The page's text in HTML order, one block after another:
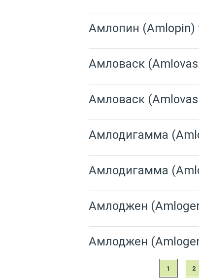
Амлопин (Amlopin)
Амловаск
Амловаск
Амлодигамма
Амлодигамма
Амлоджен
Амлоджен
1 2